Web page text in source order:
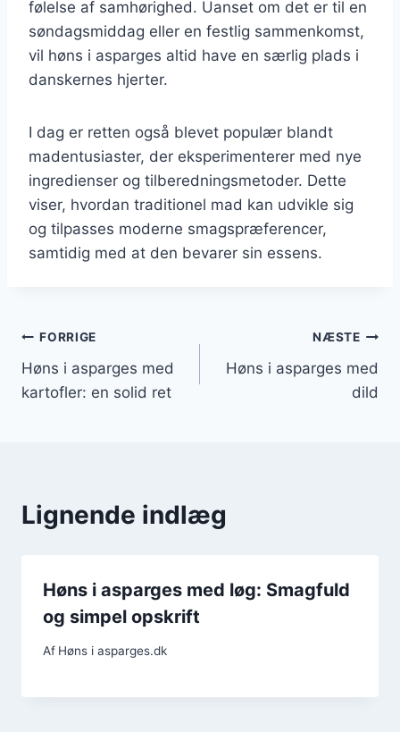
følelse af samhørighed. Uanset om det er til en
søndagsmiddag eller en festlig sammenkomst,
vil høns i asparges altid have en særlig plads i
danskernes hjerter.
I dag er retten også blevet populær blandt
madentusiaster, der eksperimenterer med nye
ingredienser og tilberedningsmetoder. Dette
viser, hvordan traditionel mad kan udvikle sig
og tilpasses moderne smagspræferencer,
samtidig med at den bevarer sin essens.
Indlægsnavigation
FORRIGE
Høns i asparges med
kartofler: en solid ret
NÆSTE
Høns i asparges med
dild
Lignende indlæg
Høns i asparges med løg: Smagfuld
og simpel opskrift
Af Høns i asparges.dk